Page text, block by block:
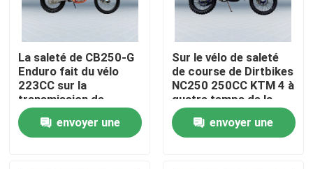
Maison
La saleté de CB250-G
Enduro fait du vélo
223CC sur la
transmission de
vitesse des motos 5
de routeenvoyer une
Sur le vélo de saleté
de course de Dirtbikes
NC250 250CC KTM 4 à
quatre temps de la
moto d'Off Road
envoyer une